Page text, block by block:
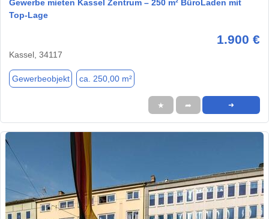
Gewerbe mieten Kassel Zentrum – 250 m² BüroLaden mit
Top-Lage
1.900 €
Kassel, 34117
Gewerbeobjekt ca. 250,00 m²
★ ➦ ➜